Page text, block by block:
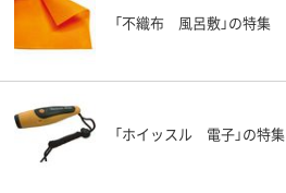
「不織布 風呂敷」の特集
「ホイッスル 電子」の特集